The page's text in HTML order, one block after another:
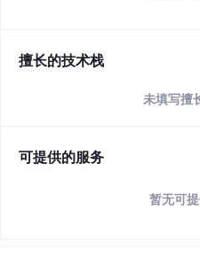
擅长的技术栈
未填写擅
可提供的服务
暂无可